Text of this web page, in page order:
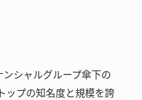
シャルグループ傘下の
ップの知名度と規模を誇